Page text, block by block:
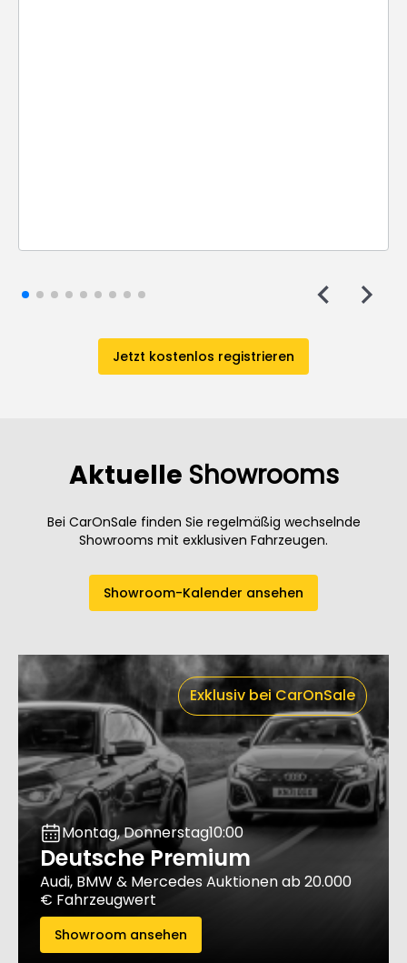
Jetzt kostenlos registrieren
Aktuelle Showrooms
Bei CarOnSale finden Sie regelmäßig wechselnde
Showrooms mit exklusiven Fahrzeugen.
Showroom-Kalender ansehen
Exklusiv bei CarOnSale
Montag, Donnerstag10:00
Deutsche Premium
Audi, BMW & Mercedes Auktionen ab 20.000
€ Fahrzeugwert
Showroom ansehen